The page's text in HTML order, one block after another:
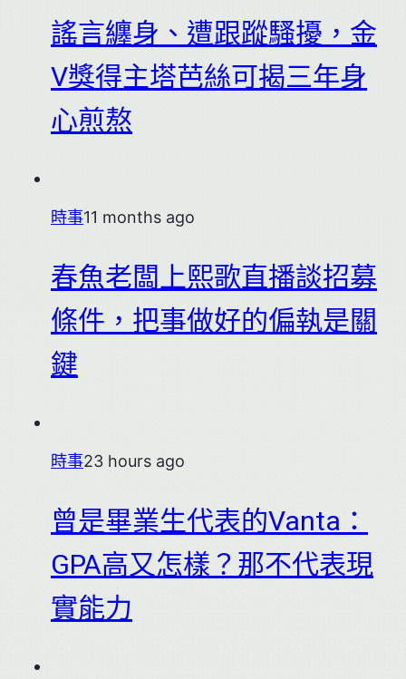
謠言纏身、遭跟蹤騷擾，金
V獎得主塔芭絲可揭三年身
心煎熬
時事11 months ago
春魚老闆上熙歌直播談招募
條件，把事做好的偏執是關
鍵
時事23 hours ago
曾是畢業生代表的Vanta：
GPA高又怎樣？那不代表現
實能力